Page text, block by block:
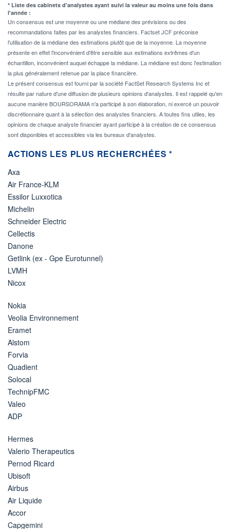
* Liste des cabinets d'analystes ayant suivi la valeur au moins une fois dans
l'année :
Un consensus est une moyenne ou une médiane des prévisions ou des
recommandations faites par les analystes financiers. Factset JCF préconise
l'utilisation de la médiane des estimations plutôt que de la moyenne. La moyenne
présente en effet l'inconvénient d'être sensible aux estimations extrêmes d'un
échantillon, inconvénient auquel échappe la médiane. La médiane est donc l'estimation
la plus généralement retenue par la place financière.
Le présent consensus est fourni par la société FactSet Research Systems Inc et
résulte par nature d'une diffusion de plusieurs opinions d'analystes. Il est rappelé qu'en
aucune manière BOURSORAMA n'a participé à son élaboration, ni exercé un pouvoir
discrétionnaire quant à la sélection des analystes financiers. A toutes fins utiles, les
opinions de chaque analyste financier ayant participé à la création de ce consensus
sont disponibles et accessibles via les bureaux d'analystes.
ACTIONS LES PLUS RECHERCHÉES *
Axa
Air France-KLM
Essilor Luxxotica
Michelin
Schneider Electric
Cellectis
Danone
Getlink (ex - Gpe Eurotunnel)
LVMH
Nicox
Nokia
Veolia Environnement
Eramet
Alstom
Forvia
Quadient
Solocal
TechnipFMC
Valeo
ADP
Hermes
Valerio Therapeutics
Pernod Ricard
Ubisoft
Airbus
Air Liquide
Accor
Capgemini